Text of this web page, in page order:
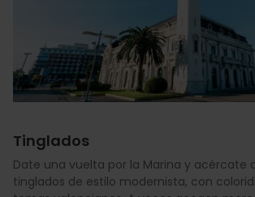
Tinglados
Date una vuelta por la Marina y acércate
tinglados de estilo modernista, con